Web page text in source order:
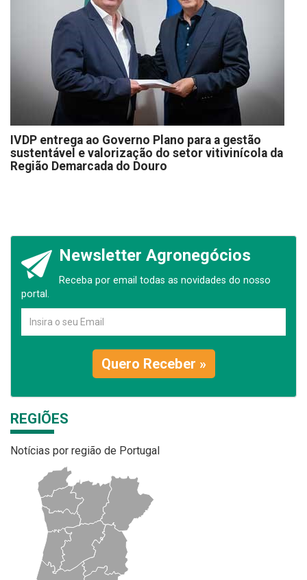
IVDP entrega ao Governo Plano para a gestão
sustentável e valorização do setor vitivinícola da
Região Demarcada do Douro
Newsletter Agronegócios
Receba por email todas as novidades do nosso
portal.
Quero Receber »
REGIÕES
Notícias por região de Portugal